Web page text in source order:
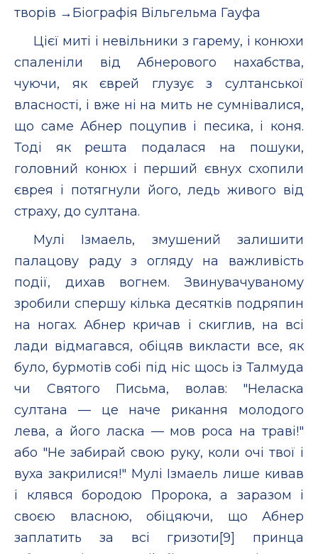
творів →Біографія Вільгельма Гауфа
Цієї миті і невільники з гарему, і конюхи
спаленіли від Абнерового нахабства,
чуючи, як єврей глузує з султанської
власності, і вже ні на мить не сумнівалися,
що саме Абнер поцупив і песика, і коня.
Тоді як решта подалася на пошуки,
головний конюх і перший євнух схопили
єврея і потягнули його, ледь живого від
страху, до султана.
Мулі Ізмаель, змушений залишити
палацову раду з огляду на важливість
події, дихав вогнем. Звинувачуваному
зробили спершу кілька десятків подряпин
на ногах. Абнер кричав і скиглив, на всі
лади відмагався, обіцяв викласти все, як
було, бурмотів собі під ніс щось із Талмуда
чи Святого Письма, волав: "Неласка
султана — це наче рикання молодого
лева, а його ласка — мов роса на траві!"
або "Не забирай свою руку, коли очі твої і
вуха закрилися!" Мулі Ізмаель лише кивав
і клявся бородою Пророка, а заразом і
своєю власною, обіцяючи, що Абнер
заплатить за всі гризоти[9] принца